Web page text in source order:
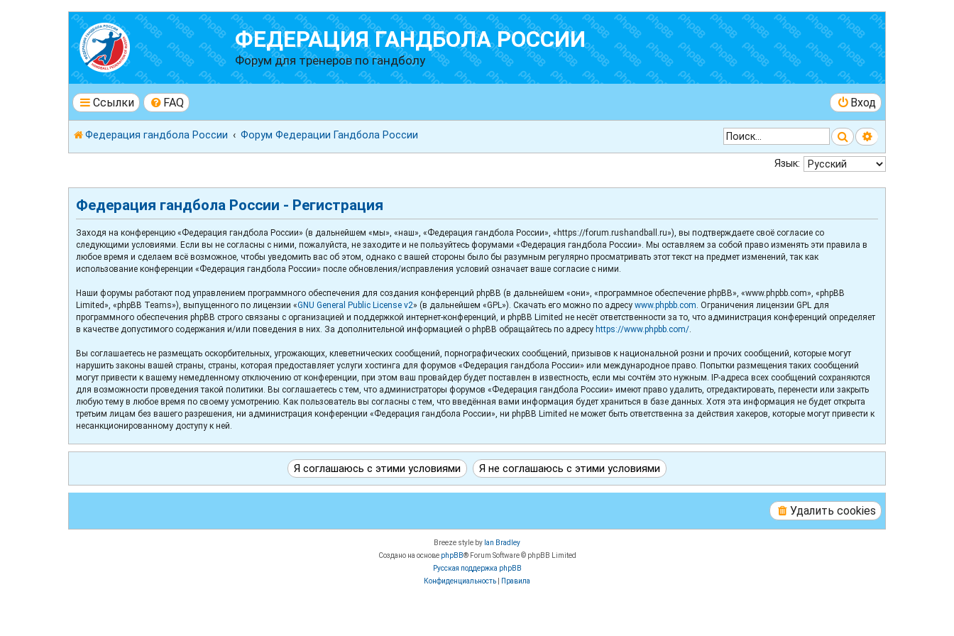
ФЕДЕРАЦИЯ ГАНДБОЛА РОССИИ
Форум для тренеров по гандболу
Ссылки FAQ Вход
Федерация гандбола России Форум Федерации Гандбола России ПоискРасширенный
Язык:
Федерация гандбола России - Регистрация
Заходя на конференцию «Федерация гандбола России» (в дальнейшем «мы», «наш», «Федерация гандбола России», «https://forum.rushandball.ru»), вы подтверждаете своё согласие со
следующими условиями. Если вы не согласны с ними, пожалуйста, не заходите и не пользуйтесь форумами «Федерация гандбола России». Мы оставляем за собой право изменять эти правила в
любое время и сделаем всё возможное, чтобы уведомить вас об этом, однако с вашей стороны было бы разумным регулярно просматривать этот текст на предмет изменений, так как
использование конференции «Федерация гандбола России» после обновления/исправления условий означает ваше согласие с ними.
Наши форумы работают под управлением программного обеспечения для создания конференций phpBB (в дальнейшем «они», «программное обеспечение phpBB», «www.phpbb.com», «phpBB
Limited», «phpBB Teams»), выпущенного по лицензии «GNU General Public License v2» (в дальнейшем «GPL»). Скачать его можно по адресу www.phpbb.com . Ограничения лицензии GPL для
программного обеспечения phpBB строго связаны с организацией и поддержкой интернет-конференций, и phpBB Limited не несёт ответственности за то, что администрация конференций определяет
в качестве допустимого содержания и/или поведения в них. За дополнительной информацией о phpBB обращайтесь по адресу https://www.phpbb.com/
Вы соглашаетесь не размещать оскорбительных, угрожающих, клеветнических сообщений, порнографических сообщений, призывов к национальной розни и прочих сообщений, которые могут
нарушить законы вашей страны, страны, которая предоставляет услуги хостинга для форумов «Федерация гандбола России» или международное право. Попытки размещения таких сообщений
могут привести к вашему немедленному отключению от конференции, при этом ваш провайдер будет поставлен в известность, если мы сочтём это нужным. IP-адреса всех сообщений сохраняются
для возможности проведения такой политики. Вы соглашаетесь с тем, что администраторы форумов «Федерация гандбола России» имеют право удалить, отредактировать, перенести или закрыть
любую тему в любое время по своему усмотрению. Как пользователь вы согласны с тем, что введённая вами информация будет храниться в базе данных. Хотя эта информация не будет открыта
третьим лицам без вашего разрешения, ни администрация конференции «Федерация гандбола России», ни phpBB Limited не может быть ответственна за действия хакеров, которые могут привести к
несанкционированному доступу к ней.
Удалить cookies
Breeze style by Ian Bradley
Создано на основе phpBB® Forum Software © phpBB Limited
Русская поддержка phpBB
Конфиденциальность
Правила